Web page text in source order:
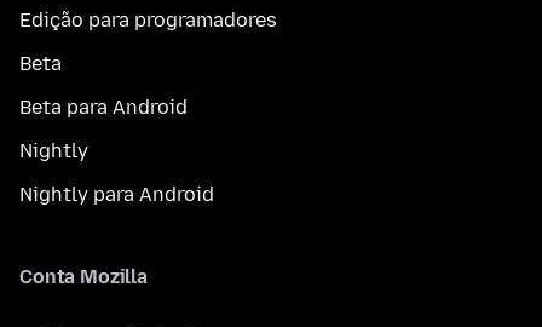
Edição para programadores
Beta
Beta para Android
Nightly
Nightly para Android
Conta Mozilla